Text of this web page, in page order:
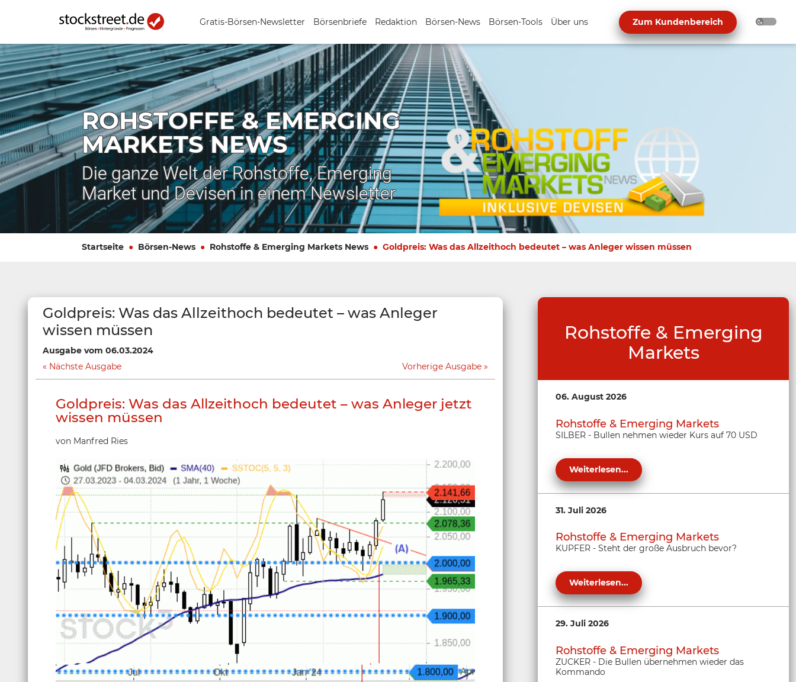
Gratis-Börsen-Newsletter Börsenbriefe Redaktion Börsen-News Börsen-Tools Über uns Zum Kundenbereich
ROHSTOFFE & EMERGING
MARKETS NEWS
Die ganze Welt der Rohstoffe, Emerging
Market und Devisen in einem Newsletter
Startseite Börsen-News Rohstoffe & Emerging Markets News Goldpreis: Was das Allzeithoch bedeutet – was Anleger wissen müssen
Goldpreis: Was das Allzeithoch bedeutet – was Anleger
wissen müssen
Ausgabe vom 06.03.2024
Nächste Ausgabe
Vorherige Ausgabe
Goldpreis: Was das Allzeithoch bedeutet – was Anleger jetzt
wissen müssen
von Manfred Ries
Rohstoffe & Emerging
Markets
06. August 2026
Rohstoffe & Emerging Markets
SILBER - Bullen nehmen wieder Kurs auf 70 USD
Weiterlesen...
31. Juli 2026
Rohstoffe & Emerging Markets
KUPFER - Steht der große Ausbruch bevor?
Weiterlesen...
29. Juli 2026
Rohstoffe & Emerging Markets
ZUCKER - Die Bullen übernehmen wieder das
Kommando